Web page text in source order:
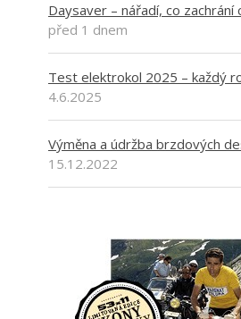
Daysaver – nářadí, co zachrání
před 1 dnem
Test elektrokol 2025 – každý
4.6.2025
Výměna a údržba brzdových
15.12.2022